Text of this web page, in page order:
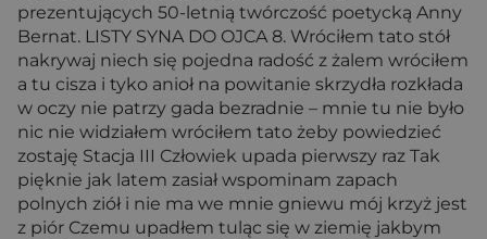
prezentujących 50-letnią twórczość poetycką Anny
Bernat. LISTY SYNA DO OJCA 8. Wróciłem tato stół
nakrywaj niech się pojedna radość z żalem wróciłem
a tu cisza i tyko anioł na powitanie skrzydła rozkłada
w oczy nie patrzy gada bezradnie – mnie tu nie było
nic nie widziałem wróciłem tato żeby powiedzieć
zostaję Stacja III Człowiek upada pierwszy raz Tak
pięknie jak latem zasiał wspominam zapach
polnych ziół i nie ma we mnie gniewu mój krzyż jest
z piór Czemu upadłem tuląc się w ziemię jakbym